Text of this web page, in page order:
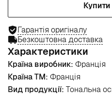
Гарантія оригіналу
Безкоштовна доставка
Характеристики
Країна виробник: Франція
Країна ТМ: Франція
Вид продукції: Тональна